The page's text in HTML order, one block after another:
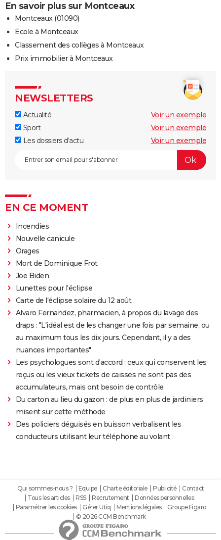
En savoir plus sur Montceaux
Montceaux (01090)
Ecole à Montceaux
Classement des collèges à Montceaux
Prix immobilier à Montceaux
NEWSLETTERS
Actualité
Voir un exemple
Sport
Voir un exemple
Les dossiers d'actu
Voir un exemple
EN CE MOMENT
Incendies
Nouvelle canicule
Orages
Mort de Dominique Frot
Joe Biden
Lunettes pour l'éclipse
Carte de l'éclipse solaire du 12 août
Alvaro Fernandez, pharmacien, à propos du lavage des
draps : "L'idéal est de les changer une fois par semaine, ou
au maximum tous les dix jours. Cependant, il y a des
nuances importantes"
Les psychologues sont d'accord : ceux qui conservent les
reçus ou les vieux tickets de caisses ne sont pas des
accumulateurs, mais ont besoin de contrôle
Du carton au lieu du gazon : de plus en plus de jardiniers
misent sur cette méthode
Des policiers déguisés en buisson verbalisent les
conducteurs utilisant leur téléphone au volant
Qui sommes-nous ? Equipe Charte éditoriale Publicité
Contact
Tous les articles
RSS Recrutement
Données personnelles
Paramétrer les cookies
Gérer Utiq Mentions légales
Groupe Figaro
© 2026 CCM Benchmark